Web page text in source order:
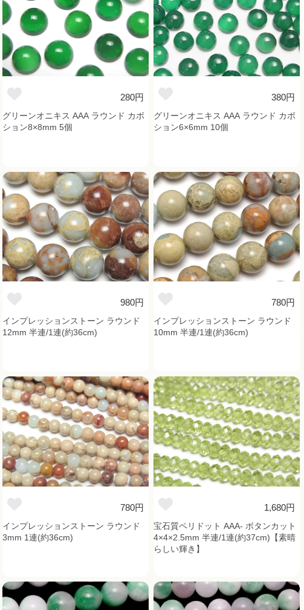
280円
グリーンオニキス AAA ラウンド カボ
ション8×8mm 5個
380円
グリーンオニキス AAA ラウンド カボ
ション6×6mm 10個
980円
インプレッションストーン ラウンド
12mm 半連/1連(約36cm)
780円
インプレッションストーン ラウンド
10mm 半連/1連(約36cm)
780円
インプレッションストーン ラウンド
3mm 1連(約36cm)
1,680円
宝石質ペリドット AAA- ボタンカット
4×4×2.5mm 半連/1連(約37cm)【素晴
らしい輝き】